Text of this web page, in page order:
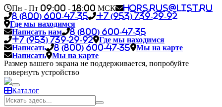
Пн - Пт 09:00 - 18:00 МСК
hors.rus@list.ru
8 (800) 600-47-35
+7 (953) 739-29-92
Где мы находимся
Написать нам
8 (800) 600-47-35
+7 (953) 739-29-92
Где мы находимся
Написать
8 (800) 600-47-35
Мы на карте
Написать
Мы на карте
Размер вашего экрана не поддерживается, попробуйте
повернуть устройство
Каталог